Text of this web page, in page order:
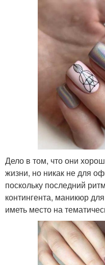
Дело в том, что они
жизни, но никак не для
поскольку последний
контингента, маникюр
иметь место на